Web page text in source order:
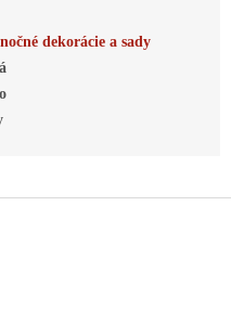
dekorácie a sady